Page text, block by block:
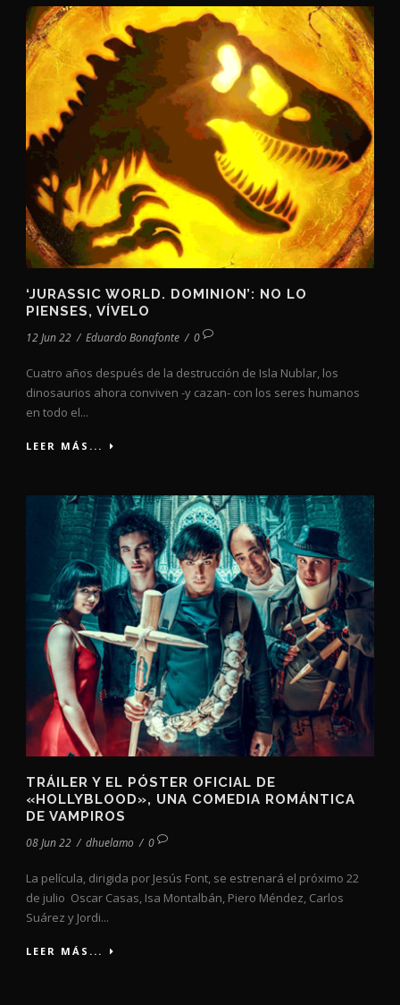
‘JURASSIC WORLD. DOMINION’: NO LO
PIENSES, VÍVELO
12 Jun 22 / Eduardo Bonafonte / 0
Cuatro años después de la destrucción de Isla Nublar, los
dinosaurios ahora conviven -y cazan- con los seres humanos
en todo el...
LEER MÁS...
TRÁILER Y EL PÓSTER OFICIAL DE
«HOLLYBLOOD», UNA COMEDIA ROMÁNTICA
DE VAMPIROS
08 Jun 22 / dhuelamo / 0
La película, dirigida por Jesús Font, se estrenará el próximo 22
de julio Oscar Casas, Isa Montalbán, Piero Méndez, Carlos
Suárez y Jordi...
LEER MÁS...